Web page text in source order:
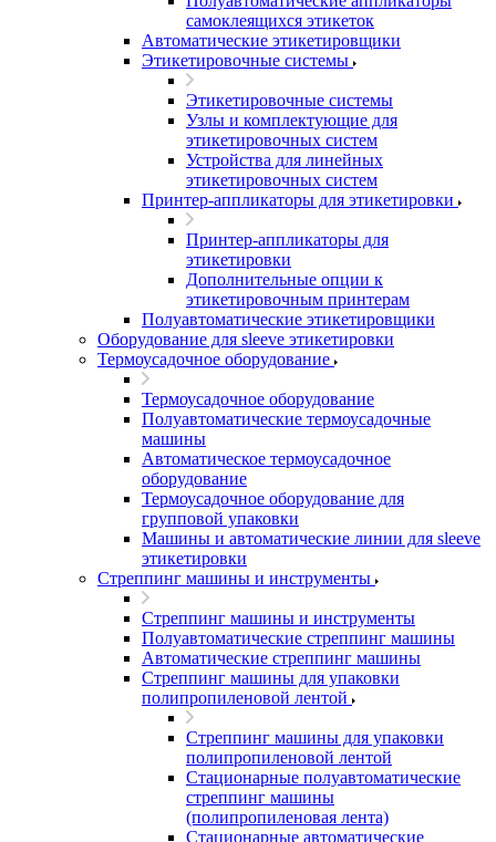
самоклеящихся этикеток
Автоматические этикетировщики
Этикетировочные системы
Этикетировочные системы
Узлы и комплектующие для
этикетировочных систем
Устройства для линейных
этикетировочных систем
Принтер-аппликаторы для этикетировки
Принтер-аппликаторы для
этикетировки
Дополнительные опции к
этикетировочным принтерам
Полуавтоматические этикетировщики
Оборудование для sleeve этикетировки
Термоусадочное оборудование
Термоусадочное оборудование
Полуавтоматические термоусадочные
машины
Автоматическое термоусадочное
оборудование
Термоусадочное оборудование для
групповой упаковки
Машины и автоматические линии для sleeve
этикетировки
Стреппинг машины и инструменты
Стреппинг машины и инструменты
Полуавтоматические стреппинг машины
Автоматические стреппинг машины
Стреппинг машины для упаковки
полипропиленовой лентой
Стреппинг машины для упаковки
полипропиленовой лентой
Стационарные полуавтоматические
стреппинг машины
(полипропиленовая лента)
Стационарные автоматические